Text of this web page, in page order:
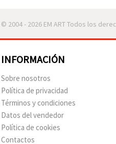
© 2004 - 2026 EM ART Todos los
INFORMACIÓN
Sobre nosotros
Política de privacidad
Términos y condiciones
Datos del vendedor
Política de cookies
Contactos